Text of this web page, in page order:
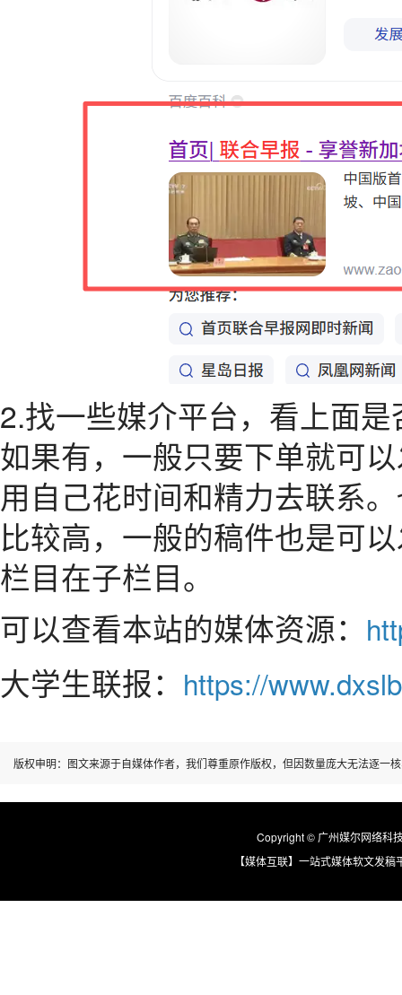
2.找一些媒介平台，看上面
如果有，一般只要下单就可
用自己花时间和精力去联系
比较高，一般的稿件也是可
栏目在子栏目。
可以查看本站的媒体资源：
大学生联报： https://
版权申明：图文来源于自媒体作者，我们尊重原作版权，但因数量庞大无法逐一
Copyright © 广州媒尔网络科
【媒体互联】一站式媒体软文发